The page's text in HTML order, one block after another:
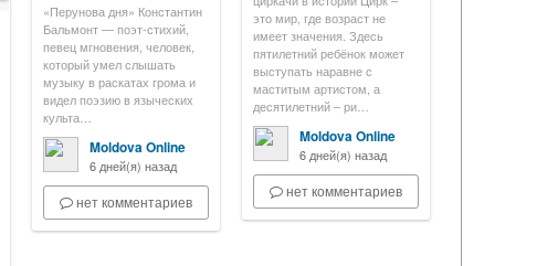
«Перунова дня» Константин
Бальмонт — поэт-стихий,
певец мгновения, человек,
который умел слышать
музыку в раскатах грома и
видел поэзию в языческих
культа…
Moldova Online
6 дней(я) назад
нет комментариев
это мир, где возраст не
имеет значения. Здесь
пятилетний ребёнок может
выступать наравне с
маститым артистом, а
десятилетний – ри…
Moldova Online
6 дней(я) назад
нет комментариев